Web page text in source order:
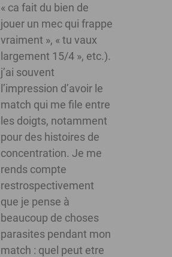
« ca fait du bien de
jouer un mec qui frappe
vraiment », « tu vaux
largement 15/4 », etc.).
j’ai souvent
l’impression d’avoir le
match qui me file entre
les doigts, notamment
pour des histoires de
concentration. Je me
rends compte
restrospectivement
que je pense à
beaucoup de choses
parasites pendant mon
match : quel peut etre